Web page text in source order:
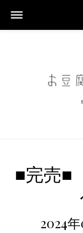
■完売■
2024